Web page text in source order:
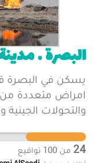
البصرة …
امراض متعددة من
والتحولات
مما يجعل البصرة
24 من 100 تواقيع